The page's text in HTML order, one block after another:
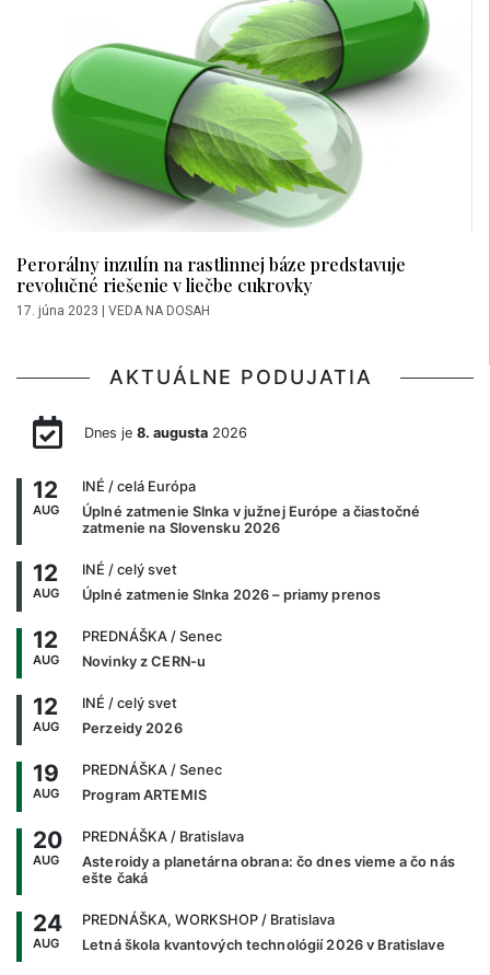
Perorálny inzulín na rastlinnej báze predstavuje
revolučné riešenie v liečbe cukrovky
17. júna 2023 | VEDA NA DOSAH
AKTUÁLNE PODUJATIA
Dnes je 8. augusta2026
12
AUG
INÉ / celá Európa
Úplné zatmenie Slnka v južnej Európe a čiastočné
zatmenie na Slovensku 2026
12
AUG
INÉ / celý svet
Úplné zatmenie Slnka 2026 – priamy prenos
12
AUG
PREDNÁŠKA / Senec
Novinky z CERN-u
12
AUG
INÉ / celý svet
Perzeidy 2026
19
AUG
PREDNÁŠKA / Senec
Program ARTEMIS
20
AUG
PREDNÁŠKA / Bratislava
Asteroidy a planetárna obrana: čo dnes vieme a čo nás
ešte čaká
24
AUG
PREDNÁŠKA, WORKSHOP / Bratislava
Letná škola kvantových technológií 2026 v Bratislave